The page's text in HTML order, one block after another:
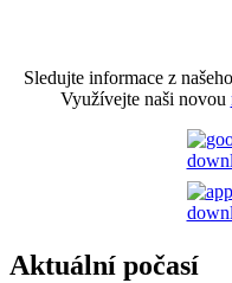
Sledujte informace z
Využívejte naši novou
Aktuální počasí